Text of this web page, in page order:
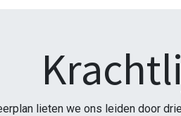
lieten we ons leiden door